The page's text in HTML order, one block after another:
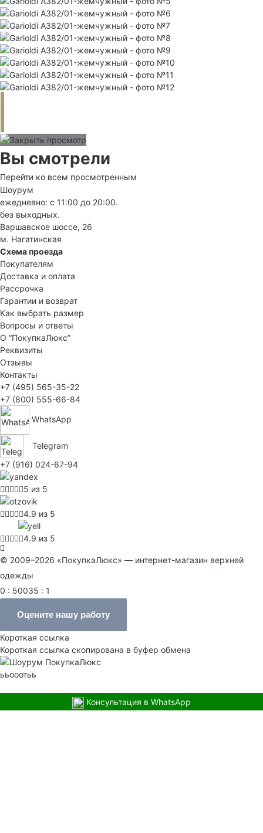
Вы смотрели
Перейти ко всем просмотренным
Шоурум
ежедневно: с 11:00 до 20:00.
без выходных.
Варшавское шоссе, 26
м. Нагатинская
Схема проезда
Покупателям
Доставка и оплата
Рассрочка
Гарантии и возврат
Как выбрать размер
Вопросы и ответы
О “ПокупкаЛюкс”
Реквизиты
Отзывы
Контакты
+7 (495) 565-35-22
+7 (800) 555-66-84
WhatsApp
Telegram
+7 (916) 024-67-94
5 из 5
4.9 из 5
4.9 из 5
© 2009–2026 «ПокупкаЛюкс» — интернет-магазин верхней
одежды
0 : 50035 : 1
Оцените нашу работу
Короткая ссылка
Короткая ссылка скопирована в буфер обмена
ььооотьь
Консультация в WhatsApp